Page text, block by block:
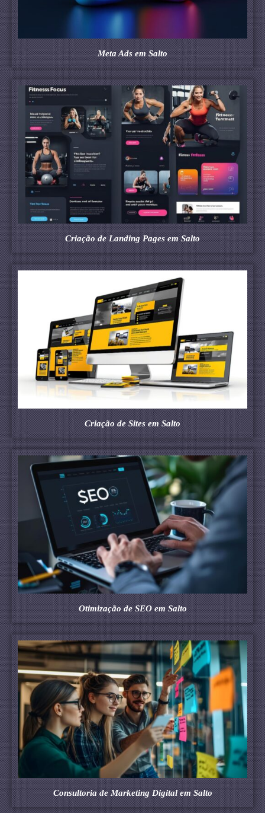
Meta Ads em Salto
Criação de Landing Pages em Salto
Criação de Sites em Salto
Otimização de SEO em Salto
Consultoria de Marketing Digital em Salto